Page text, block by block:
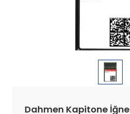
Dahmen Kapitone